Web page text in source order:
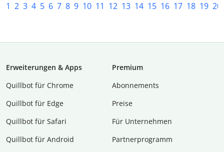
1 2 3 4 5 6 7 8 9 10 11 12 13 14 15 16 17 18 19 20
Erweiterungen & Apps
Quillbot für Chrome
Quillbot für Edge
Quillbot für Safari
Quillbot für Android
Premium
Abon­ne­ments
Preise
Für Unternehmen
Partnerprogramm